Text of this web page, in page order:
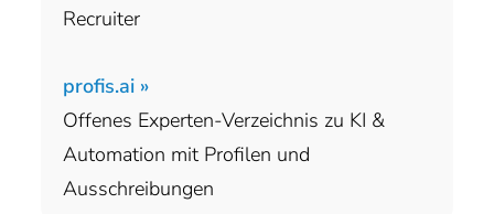
Recruiter
profis.ai »
Offenes Experten-Verzeichnis zu KI &
Automation mit Profilen und
Ausschreibungen